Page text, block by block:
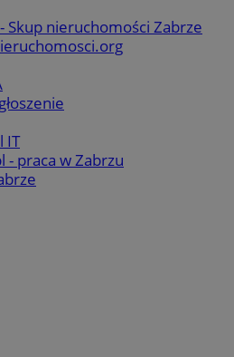
Skup nieruchomości Zabrze
IT
- praca w Zabrzu